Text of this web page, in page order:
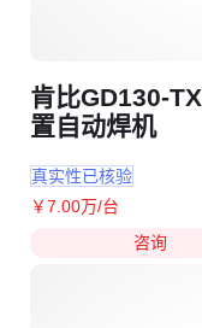
肯比GD130-
置自动焊机
真实性已核验
￥7.00万/台
咨询